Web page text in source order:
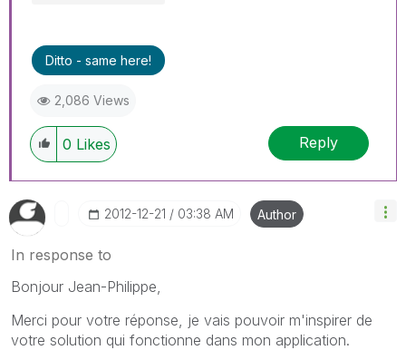
Ditto - same here!
2,086 Views
0 Likes Reply
‎2012-12-21 03:38 AM Author
In response to
Bonjour Jean-Philippe,
Merci pour votre réponse, je vais pouvoir m'inspirer de
votre solution qui fonctionne dans mon application.